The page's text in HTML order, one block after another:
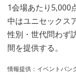
1会場あたり5,000
中はユニセックス
性別・世代問わず
間を提供する。
情報提供：イベントバン